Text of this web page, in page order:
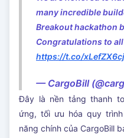
many incredible
Breakout hackathon
Congratulations to
https://t.co/
— CargoBill
Đây là nền tảng thanh
ứng, tối ưu hóa quy
năng chính của CargoBill